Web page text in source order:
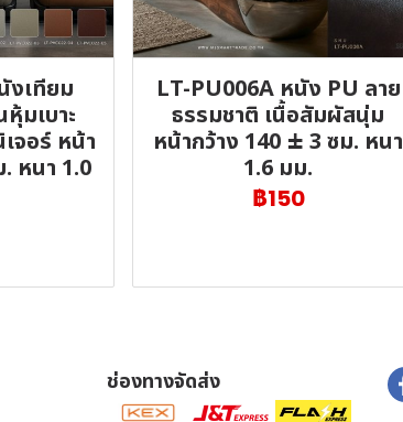
งเทียม
มเบาะ
จอร์ หน้า
หนา 1.0
LT-PU006A หนัง PU ลาย
ธรรมชาติ เนื้อสัมผัสนุ่ม
หน้ากว้าง 140 ± 3 ซม. หนา
1.6 มม.
฿150
ช่องทางจัดส่ง